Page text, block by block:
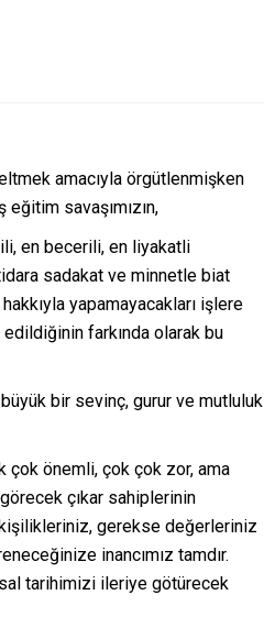
amacıyla örgütlenmişken
savaşımızın,
en becerili, en liyakatli
sadakat ve minnetle biat
yapamayacakları işlere
farkında olarak bu
bir sevinç, gurur ve mutluluk
çok önemli, çok çok zor, ama
çıkar sahiplerinin
kişilikleriniz, gerekse değerleriniz
inancımız tamdır.
tarihimizi ileriye götürecek